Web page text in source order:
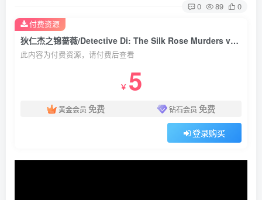
0 89 0
狄仁杰之锦蔷薇/Detective Di: The Silk Rose Murders v5538547|解谜冒险|容量2.5GB|免安装绿色中文版
此内容为付费资源，请付费后查看
￥ 5
黄金会员 免费 钻石会员 免费
登录购买
付费资源